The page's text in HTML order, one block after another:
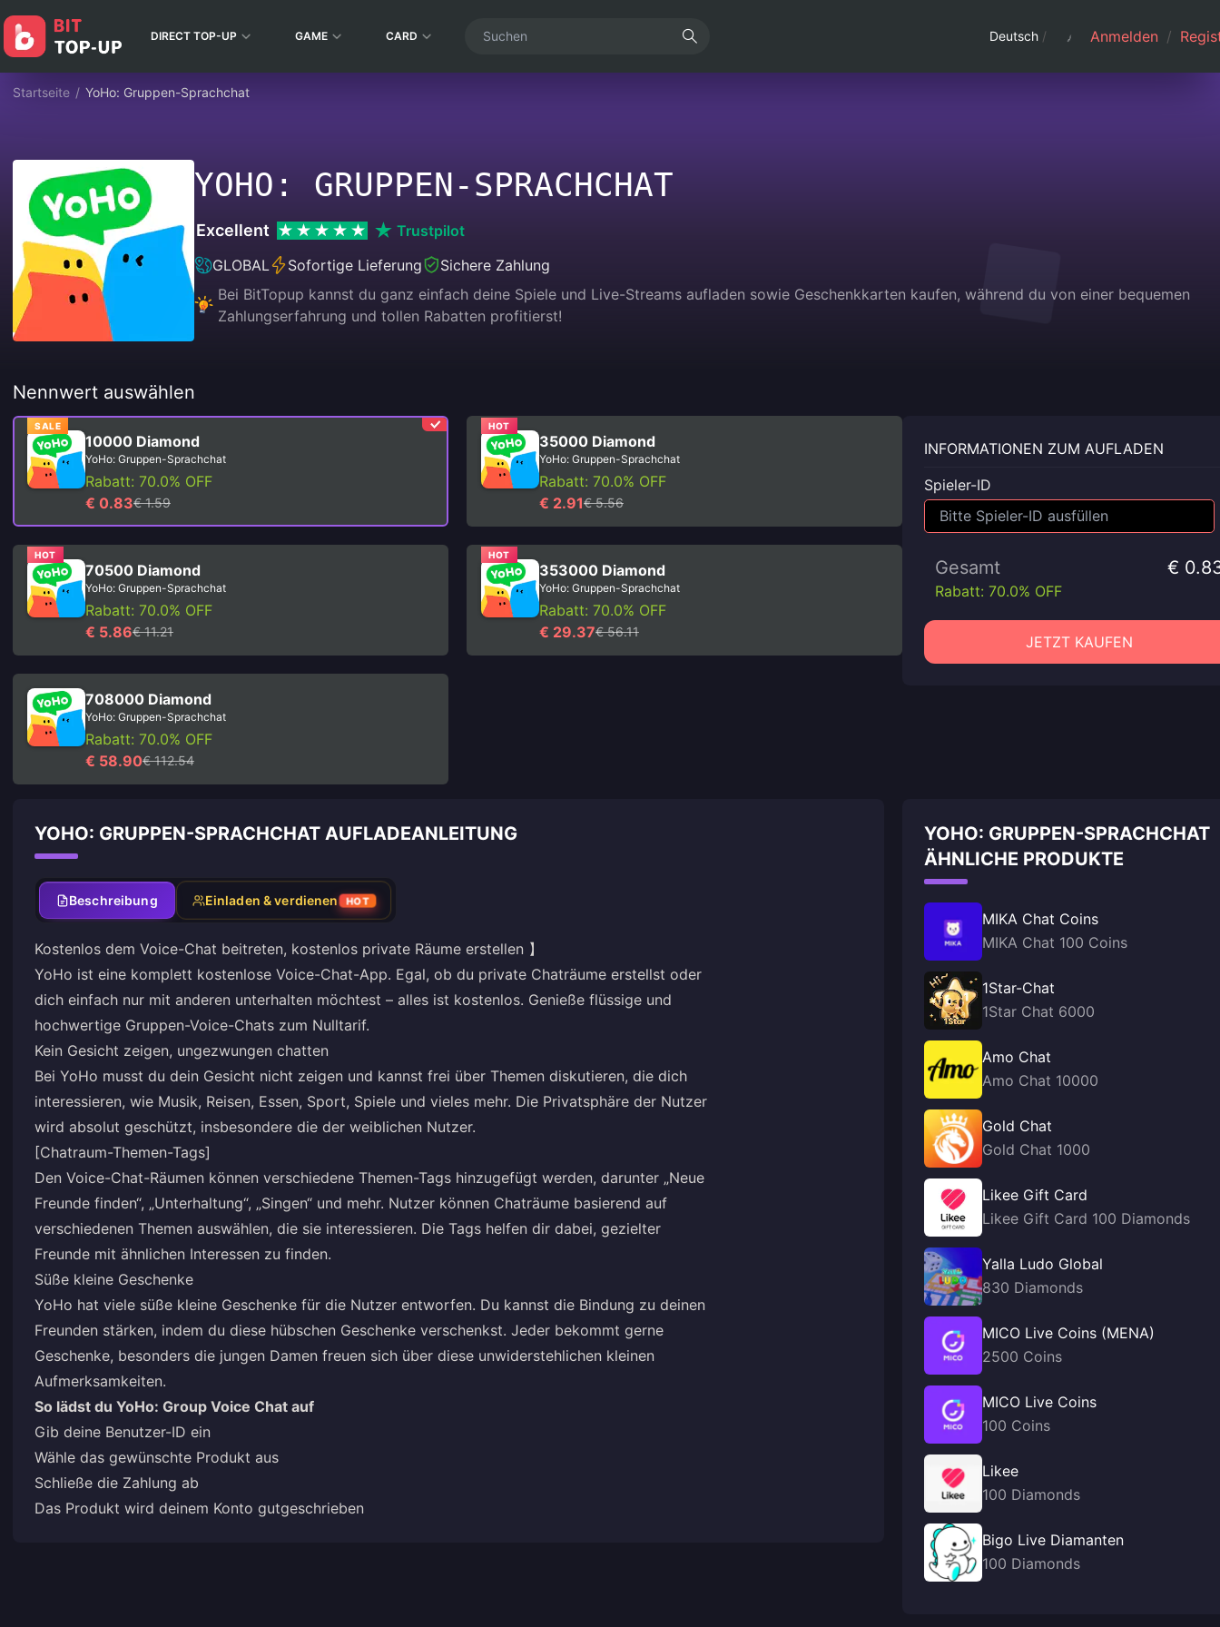
DIRECT TOP-UP GAME CARD Deutsch / Anmelden /
Startseite / YoHo: Gruppen-Sprachchat
YOHO: GRUPPEN-SPRACHCHAT
Excellent
Trustpilot
GLOBAL
Sofortige Lieferung
Sichere Zahlung
Bei BitTopup kannst du ganz einfach deine Spiele und Live-Streams aufladen sowie Geschenkkarten kaufen, während du von einer bequemen
Zahlungserfahrung und tollen Rabatten profitierst!
Nennwert auswählen
SALE
10000 Diamond
YoHo: Gruppen-Sprachchat
Rabatt: 70.0% OFF
€ 0.83€ 1.59
HOT
35000 Diamond
YoHo: Gruppen-Sprachchat
Rabatt: 70.0% OFF
€ 2.91€ 5.56
HOT
70500 Diamond
YoHo: Gruppen-Sprachchat
Rabatt: 70.0% OFF
€ 5.86€ 11.21
HOT
353000 Diamond
YoHo: Gruppen-Sprachchat
Rabatt: 70.0% OFF
€ 29.37€ 56.11
708000 Diamond
YoHo: Gruppen-Sprachchat
Rabatt: 70.0% OFF
€ 58.90€ 112.54
INFORMATIONEN ZUM AUFLADEN
Spieler-ID
Gesamt €
Rabatt: 70.0% OFF
JETZT KAUFEN
YOHO: GRUPPEN-SPRACHCHAT AUFLADEANLEITUNG
Beschreibung Einladen & verdienen HOT
Kostenlos dem Voice-Chat beitreten, kostenlos private Räume erstellen 】
YoHo ist eine komplett kostenlose Voice-Chat-App. Egal, ob du private Chaträume erstellst oder
dich einfach nur mit anderen unterhalten möchtest – alles ist kostenlos. Genieße flüssige und
hochwertige Gruppen-Voice-Chats zum Nulltarif.
Kein Gesicht zeigen, ungezwungen chatten
Bei YoHo musst du dein Gesicht nicht zeigen und kannst frei über Themen diskutieren, die dich
interessieren, wie Musik, Reisen, Essen, Sport, Spiele und vieles mehr. Die Privatsphäre der Nutzer
wird absolut geschützt, insbesondere die der weiblichen Nutzer.
[Chatraum-Themen-Tags]
Den Voice-Chat-Räumen können verschiedene Themen-Tags hinzugefügt werden, darunter „Neue
Freunde finden“, „Unterhaltung“, „Singen“ und mehr. Nutzer können Chaträume basierend auf
verschiedenen Themen auswählen, die sie interessieren. Die Tags helfen dir dabei, gezielter
Freunde mit ähnlichen Interessen zu finden.
Süße kleine Geschenke
YoHo hat viele süße kleine Geschenke für die Nutzer entworfen. Du kannst die Bindung zu deinen
Freunden stärken, indem du diese hübschen Geschenke verschenkst. Jeder bekommt gerne
Geschenke, besonders die jungen Damen freuen sich über diese unwiderstehlichen kleinen
Aufmerksamkeiten.
So lädst du YoHo: Group Voice Chat auf
Gib deine Benutzer-ID ein
Wähle das gewünschte Produkt aus
Schließe die Zahlung ab
Das Produkt wird deinem Konto gutgeschrieben
YOHO: GRUPPEN-SPRACHCHAT
ÄHNLICHE PRODUKTE
MIKA Chat Coins
MIKA Chat 100 Coins
1Star-Chat
1Star Chat 6000
Amo Chat
Amo Chat 10000
Gold Chat
Gold Chat 1000
Likee Gift Card
Likee Gift Card 100 Diamonds
Yalla Ludo Global
830 Diamonds
MICO Live Coins (MENA)
2500 Coins
MICO Live Coins
100 Coins
Likee
100 Diamonds
Bigo Live Diamanten
100 Diamonds